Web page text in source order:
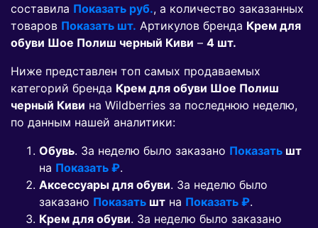
составила Показать руб., а количество заказанных
товаров Показать шт. Артикулов бренда Крем для
обуви Шое Полиш черный Киви – 4 шт.
Ниже представлен топ самых продаваемых
категорий бренда Крем для обуви Шое Полиш
черный Киви на Wildberries за последнюю неделю,
по данным нашей аналитики:
Обувь. За неделю было заказано Показать шт
на Показать ₽.
Аксессуары для обуви. За неделю было
заказано Показать шт на Показать ₽.
Крем для обуви. За неделю было заказано